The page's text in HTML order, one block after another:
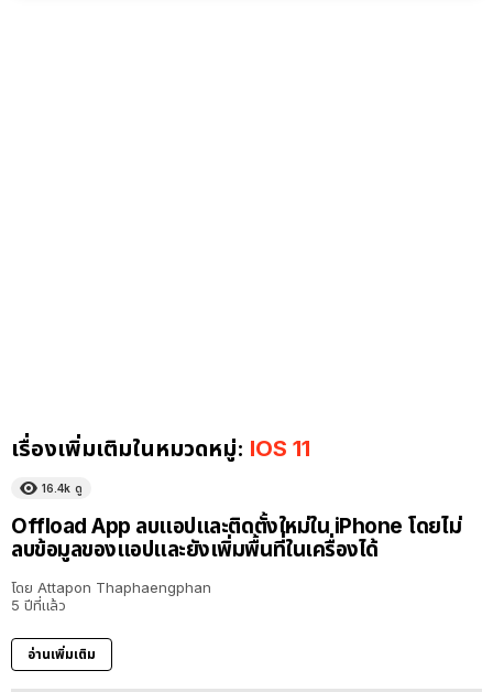
เรื่องเพิ่มเติมในหมวดหมู่: IOS 11
16.4k ดู
Offload App ลบแอปและติดตั้งใหม่ใน iPhone โดยไม่
ลบข้อมูลของแอปและยังเพิ่มพื้นที่ในเครื่องได้
โดย Attapon Thaphaengphan
5 ปีที่แล้ว
อ่านเพิ่มเติม